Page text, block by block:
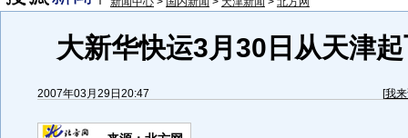
大新华快运3月30日从天津
2007年03月29日20:47 [我